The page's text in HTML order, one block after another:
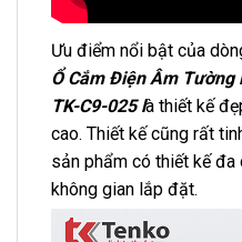
Ưu điểm nổi bật của
Ổ Cắm Điện Âm Tường
TK-C9-025 là thiết kế
cao. Thiết kế cũng rất
sản phẩm có thiết kế
không gian lắp đặt.